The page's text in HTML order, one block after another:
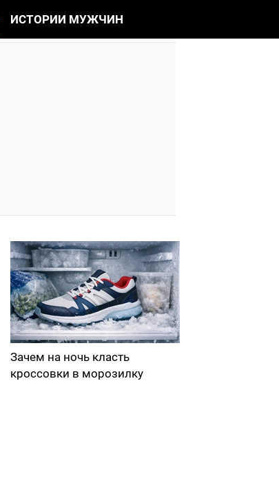
ИСТОРИИ МУЖЧИН
Зачем на ночь класть
кроссовки в морозилку